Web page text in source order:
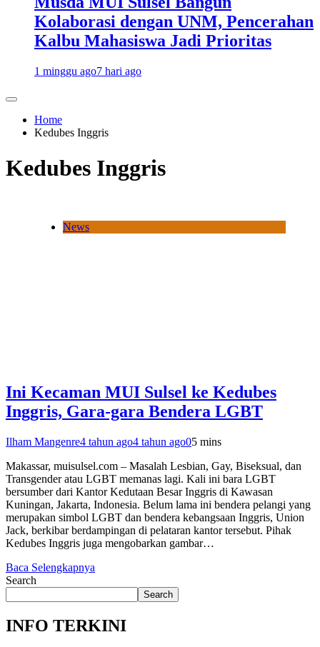
Kolaborasi dengan UNM, Pencerahan
Kalbu Mahasiswa Jadi Prioritas
1 minggu ago7 hari ago
Home
Kedubes Inggris
Kedubes Inggris
News
Ini Kecaman MUI Sulsel ke Kedubes
Inggris, Gara-gara Bendera LGBT
Ilham Mangenre4 tahun ago4 tahun ago05 mins
Makassar, muisulsel.com – Masalah Lesbian, Gay, Biseksual, dan
Transgender atau LGBT memanas lagi. Kali ini bara LGBT
bersumber dari Kantor Kedutaan Besar Inggris di Kawasan
Kuningan, Jakarta, Indonesia. Belum lama ini bendera pelangi yang
merupakan simbol LGBT dan bendera kebangsaan Inggris, Union
Jack, berkibar berdampingan di pelataran kantor tersebut. Pihak
Kedubes Inggris juga mengobarkan gambar…
Baca Selengkapnya
Search
Search
INFO TERKINI